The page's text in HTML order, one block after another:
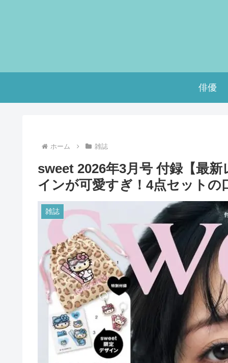
俳優
ホーム 雑誌
sweet 2026年3月号 付録【最
インが可愛すぎ！4点セットの
雑誌